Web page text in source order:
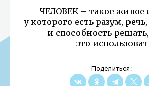
ЧЕЛОВЕК – такое живое
у которого есть разум,
и способность
это
Поделиться: